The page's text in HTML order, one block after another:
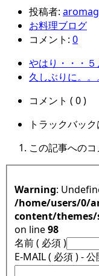
投稿者:
お料理ブログ
コメント: 0
やはり・・・
久しぶりに。
コメント ( 0 )
トラックバッ
この記事へのコ
Warning :
/home/users/0/
content/themes/
on line98
名前 ( 必須 )
E-MAIL ( 必須 ) -